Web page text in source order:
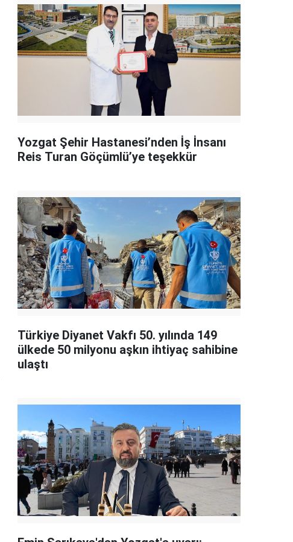
Yozgat Şehir Hastanesi’nden İş İnsanı
Reis Turan Göçümlü’ye teşekkür
Türkiye Diyanet Vakfı 50. yılında 149
ülkede 50 milyonu aşkın ihtiyaç sahibine
ulaştı